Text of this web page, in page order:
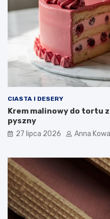
CIASTA I DESERY
Krem malinowy do tortu
pyszny
27 lipca 2026 Anna